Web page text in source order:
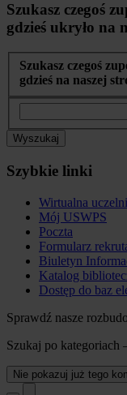
Szukasz czegoś
gdzieś ukryło na
Szukasz czegoś
gdzieś na naszej
Wyszukaj
Szybkie linki
Wirtualna
Mój USWPS
Poczta
Formularz
Biuletyn
Katalog
Dostęp do baz
Sprawdź nasze
Szukaj po kategoriach
Nie pokazuj już tego